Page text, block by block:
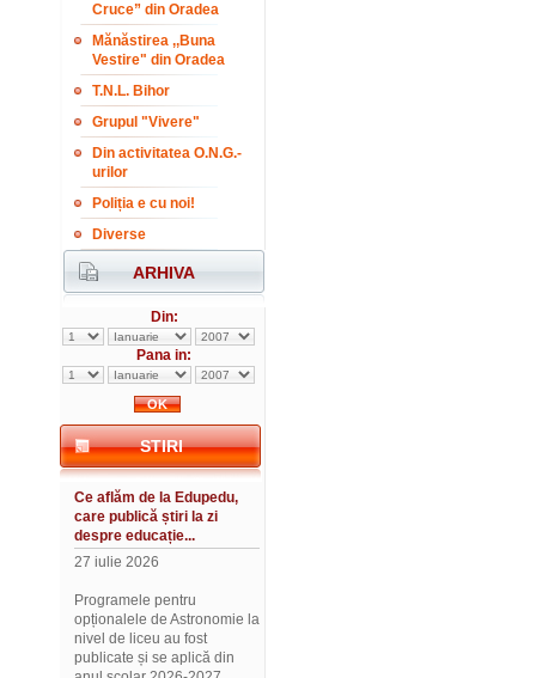
Cruce” din Oradea
Mănăstirea ,,Buna
Vestire" din Oradea
T.N.L. Bihor
Grupul "Vivere"
Din activitatea O.N.G.-
urilor
Poliția e cu noi!
Diverse
ARHIVA
Din:
Pana in:
STIRI
Ce aflăm de la Edupedu,
care publică știri la zi
despre educație...
27 iulie 2026
Programele pentru
opționalele de Astronomie la
nivel de liceu au fost
publicate și se aplică din